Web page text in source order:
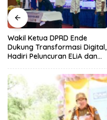
Wakil Ketua DPRD Ende
Dukung Transformasi Digital,
Hadiri Peluncuran ELiA dan